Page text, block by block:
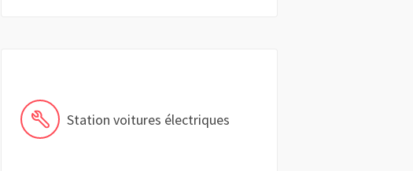
Station voitures électriques